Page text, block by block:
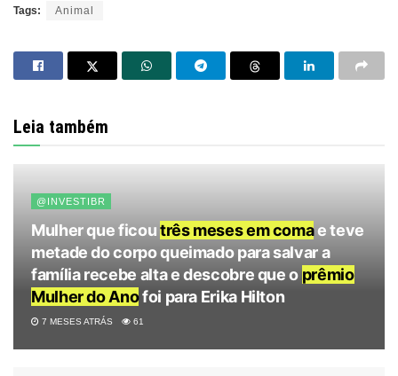
Tags: Animal
Leia também
@INVESTIBR
Mulher que ficoutrês meses em comae teve
metade do corpo queimado para salvar a
família recebe alta e descobre que o prêmio
Mulher do Anofoi para Erika Hilton
7 MESES ATRÁS 61